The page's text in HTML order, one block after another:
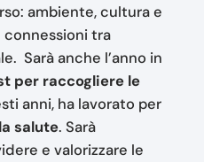
ambiente, cultura e
connessioni tra
Sarà anche l’anno in
per raccogliere le
anni, ha lavorato per
salute. Sarà
e valorizzare le